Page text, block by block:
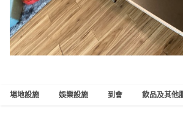
場地設施 娛樂設施 到會 飲品及其他